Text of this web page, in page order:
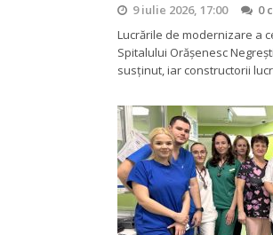
9 iulie 2026, 17:00
0
Lucrările de modernizare a
Spitalului Orășenesc
susținut, iar constructorii